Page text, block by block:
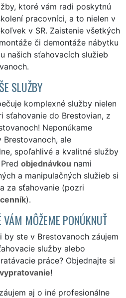
ktoré vám radi poskytnú
pracovníci, a to nielen v
v SR. Zaistenie všetkých
či demontáže nábytku
našich sťahovacích služieb
SLUŽBY
komplexné služby nielen
sťahovanie do Brestovian, z
Neponúkame
Brestovanoch, ale
spoľahlivé a kvalitné služby
objednávkou nami
a manipulačných služieb si
za sťahovanie (pozri
).
MÔŽEME PONÚKNUŤ
by ste v Brestovanoch záujem
služby alebo
práce? Objednajte si
vypratovanie!
aj o iné profesionálne